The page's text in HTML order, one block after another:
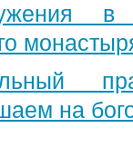
в
на